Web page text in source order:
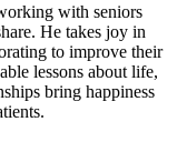
with seniors
He takes joy in
to improve their
lessons about life,
bring happiness